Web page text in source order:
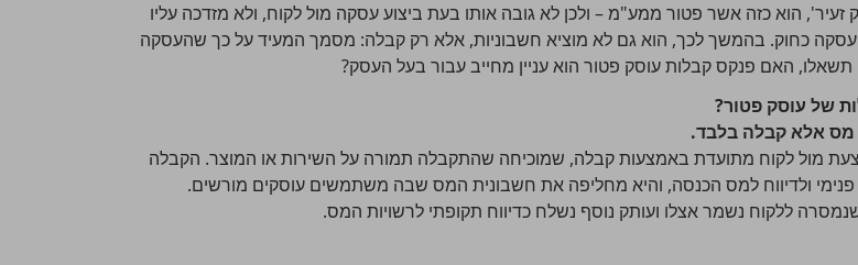
זעיר', הוא כזה אשר פטור ממע"מ – ולכן לא גובה אותו בעת ביצוע עסקה מול לקוח, ולא מזדכה עליו
כחוק. בהמשך לכך, הוא גם לא מוציא חשבוניות, אלא רק קבלה: מסמך המעיד על כך שהעסקה
תשאלו, האם פנקס קבלות עוסק פטור הוא עניין מחייב עבור בעל העסק?
של עוסק פטור?
מס אלא קבלה בלבד.
מול לקוח מתועדת באמצעות קבלה, שמוכיחה שהתקבלה תמורה על השירות או המוצר. הקבלה
ולדיווח למס הכנסה, והיא מחליפה את חשבונית המס שבה משתמשים עוסקים מורשים.
ללקוח נשמר אצלו ועותק נוסף נשלח כדיווח תקופתי לרשויות המס.